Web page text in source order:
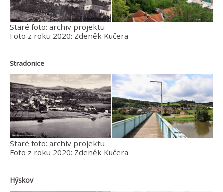
Staré foto: archiv projektu
Foto z roku 2020: Zdeněk Kučera
Stradonice
Staré foto: archiv projektu
Foto z roku 2020: Zdeněk Kučera
Hýskov